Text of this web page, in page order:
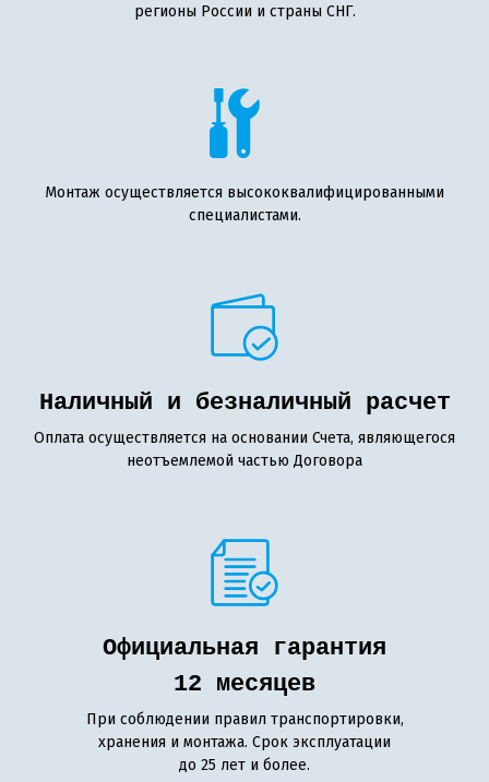
регионы России и страны СНГ.
Монтаж осуществляется высококвалифицированными
специалистами.
Наличный и безналичный расчет
Оплата осуществляется на основании Счета, являющегося
неотъемлемой частью Договора
Официальная гарантия
12 месяцев
При соблюдении правил транспортировки,
хранения и монтажа. Срок эксплуатации
до 25 лет и более.